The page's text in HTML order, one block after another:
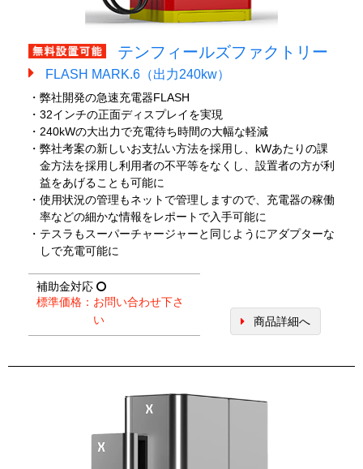
テンフィールズファクトリー
FLASH MARK.6（出力240kw）
・弊社開発の急速充電器FLASH
・32インチの正面ディスプレイを実現
・240kWの大出力で充電待ち時間の大幅な軽減
・弊社考案の新しいお支払い方法を採用し、kWあたりの課
金方法を採用し利用者の不平等をなくし、設置者の方が利
益をあげることも可能に
・使用状況の管理もネットで管理しますので、充電器の稼働
率などの細かな情報をレポートで入手可能に
・テスラもスーパーチャージャーと同じようにアダプターな
しで充電可能に
補助金対応
標準価格：お問い合わせ下さ
い
商品詳細へ